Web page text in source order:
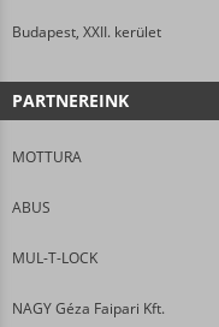
Budapest, XXII. kerület
PARTNEREINK
MOTTURA
ABUS
MUL-T-LOCK
NAGY Géza Faipari Kft.